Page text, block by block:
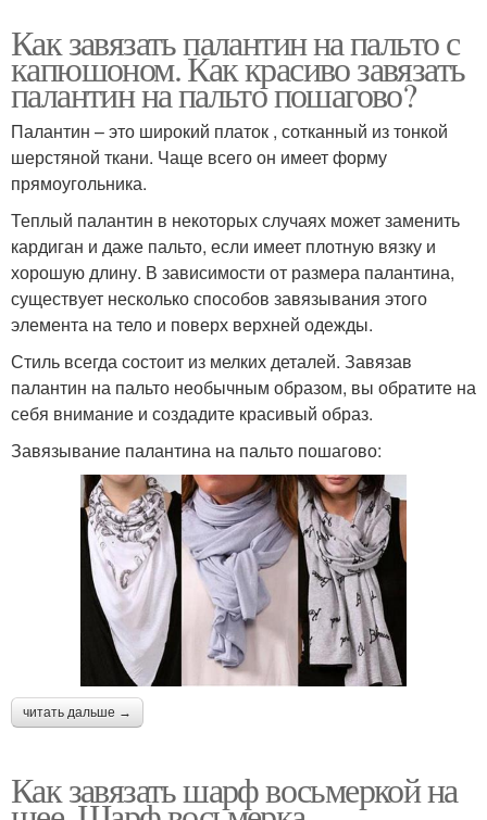
Как завязать палантин на пальто с
капюшоном. Как красиво завязать
палантин на пальто пошагово?
Палантин – это широкий платок , сотканный из тонкой
шерстяной ткани. Чаще всего он имеет форму
прямоугольника.
Теплый палантин в некоторых случаях может заменить
кардиган и даже пальто, если имеет плотную вязку и
хорошую длину. В зависимости от размера палантина,
существует несколько способов завязывания этого
элемента на тело и поверх верхней одежды.
Стиль всегда состоит из мелких деталей. Завязав
палантин на пальто необычным образом, вы обратите на
себя внимание и создадите красивый образ.
Завязывание палантина на пальто пошагово:
читать дальше →
Как завязать шарф восьмеркой на